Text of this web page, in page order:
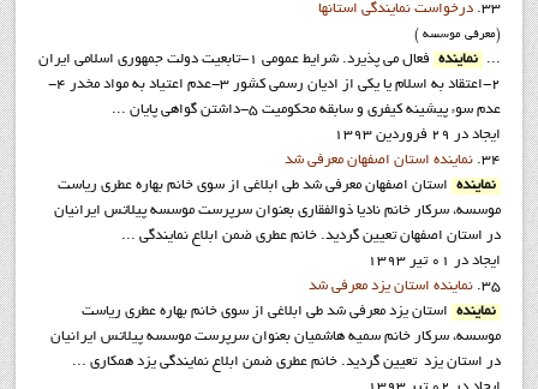
33.
درخواست نمايندگي استانها
(معرفي موسسه )
...
نماينده
فعال می پذیرد. شرايط عمومي 1-تابعیت دولت جمهوری اسلامی ایران
2-اعتقاد به اسلام یا یکی از ادیان رسمی کشور 3-عدم اعتیاد به مواد مخدر 4-
عدم سوء پیشینه کیفری و سابقه محکومیت 5-داشتن گواهی پایان ...
ایجاد در 29 فروردين 1393
34.
نماينده استان اصفهان معرفي شد
نماينده
استان اصفهان معرفي شد طي ابلاغي از سوي خانم بهاره عطري رياست
موسسه، سرکار خانم ناديا ذوالفقاري بعنوان سرپرست موسسه پيلاتس ايرانيان
در استان اصفهان تعيين گرديد. خانم عطری ضمن ابلاع نمایندگی ...
ایجاد در 01 تیر 1393
35.
نماينده استان يزد معرفي شد
نماينده
استان يزد معرفي شد طي ابلاغي از سوي خانم بهاره عطري رياست
موسسه، سرکار خانم سميه هاشميان بعنوان سرپرست موسسه پيلاتس ايرانيان
در استان يزد تعيين گرديد. خانم عطری ضمن ابلاع نمایندگی يزد همکاری ...